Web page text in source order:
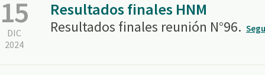
15
DIC
2024
Resultados finales HNM
Resultados finales reunión N°96.